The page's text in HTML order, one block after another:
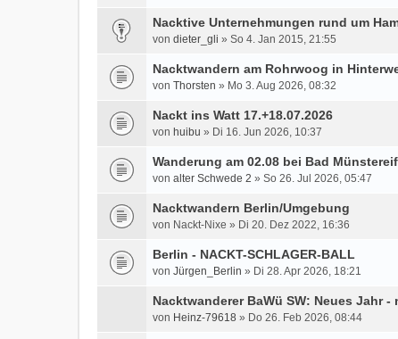
Nacktive Unternehmungen rund um
von dieter_gli » So 4. Jan 2015, 21:55
Nacktwandern am Rohrwoog in
von Thorsten » Mo 3. Aug 2026, 08:32
Nackt ins Watt 17.+18.07.2026
von huibu » Di 16. Jun 2026, 10:37
Wanderung am 02.08 bei Bad
von alter Schwede 2 » So 26. Jul 2026, 05:47
Nacktwandern Berlin/Umgebung
von Nackt-Nixe » Di 20. Dez 2022, 16:36
Berlin - NACKT-SCHLAGER-BALL
von Jürgen_Berlin » Di 28. Apr 2026, 18:21
Nacktwanderer BaWü SW: Neues Jahr -
von Heinz-79618 » Do 26. Feb 2026, 08:44